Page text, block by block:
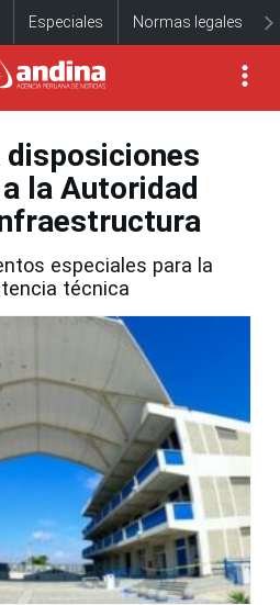
Especiales Normas legales
disposiciones
la Autoridad
especiales para la
técnica